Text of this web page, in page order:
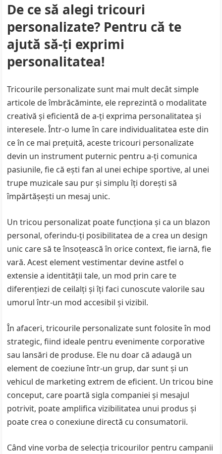
De ce să alegi tricouri
personalizate? Pentru că te
ajută să-ți exprimi
personalitatea!
Tricourile personalizate sunt mai mult decât simple
articole de îmbrăcăminte, ele reprezintă o modalitate
creativă și eficientă de a-ți exprima personalitatea și
interesele. Într-o lume în care individualitatea este din
ce în ce mai prețuită, aceste tricouri personalizate
devin un instrument puternic pentru a-ți comunica
pasiunile, fie că ești fan al unei echipe sportive, al unei
trupe muzicale sau pur și simplu îți dorești să
împărtășești un mesaj unic.
Un tricou personalizat poate funcționa și ca un blazon
personal, oferindu-ți posibilitatea de a crea un design
unic care să te însoțească în orice context, fie iarnă, fie
vară. Acest element vestimentar devine astfel o
extensie a identității tale, un mod prin care te
diferențiezi de ceilalți și îți faci cunoscute valorile sau
umorul într-un mod accesibil și vizibil.
În afaceri, tricourile personalizate sunt folosite în mod
strategic, fiind ideale pentru evenimente corporative
sau lansări de produse. Ele nu doar că adaugă un
element de coeziune într-un grup, dar sunt și un
vehicul de marketing extrem de eficient. Un tricou bine
conceput, care poartă sigla companiei și mesajul
potrivit, poate amplifica vizibilitatea unui produs și
poate crea o conexiune directă cu consumatorii.
Când vine vorba de selecția tricourilor pentru campanii